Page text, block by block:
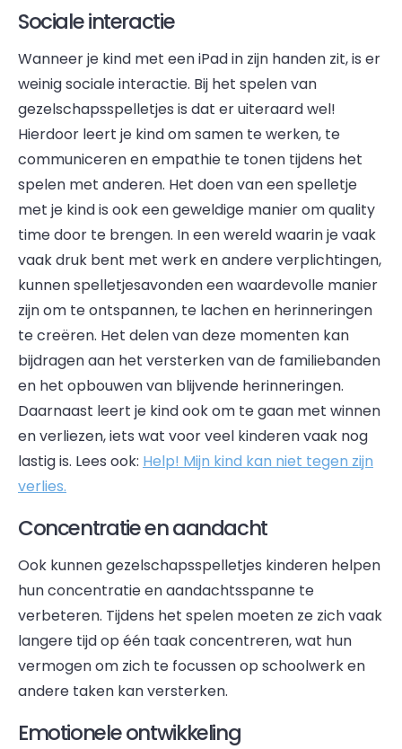
Sociale interactie
Wanneer je kind met een iPad in zijn handen zit, is er
weinig sociale interactie. Bij het spelen van
gezelschapsspelletjes is dat er uiteraard wel!
Hierdoor leert je kind om samen te werken, te
communiceren en empathie te tonen tijdens het
spelen met anderen. Het doen van een spelletje
met je kind is ook een geweldige manier om quality
time door te brengen. In een wereld waarin je vaak
vaak druk bent met werk en andere verplichtingen,
kunnen spelletjesavonden een waardevolle manier
zijn om te ontspannen, te lachen en herinneringen
te creëren. Het delen van deze momenten kan
bijdragen aan het versterken van de familiebanden
en het opbouwen van blijvende herinneringen.
Daarnaast leert je kind ook om te gaan met winnen
en verliezen, iets wat voor veel kinderen vaak nog
lastig is. Lees ook: Help! Mijn kind kan niet tegen zijn
verlies.
Concentratie en aandacht
Ook kunnen gezelschapsspelletjes kinderen helpen
hun concentratie en aandachtsspanne te
verbeteren. Tijdens het spelen moeten ze zich vaak
langere tijd op één taak concentreren, wat hun
vermogen om zich te focussen op schoolwerk en
andere taken kan versterken.
Emotionele ontwikkeling